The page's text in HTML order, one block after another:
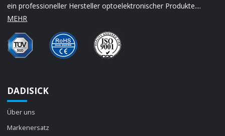
ein professioneller Hersteller optoelektronischer Produkte....
MEHR
DADISICK
Über uns
Markenersatz